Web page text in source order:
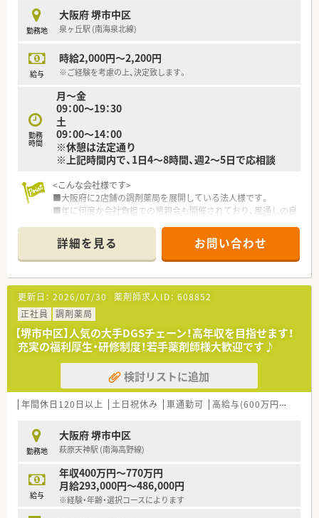
り、そちらも魅力のひとつです！
＜ 充実の教育制度 ＞
は病院薬剤師として基本的な業務がすべて対応できるように指
導してもらえます。調剤～病棟服薬指導まで幅広い業務をしっ
■その後はチーム医療などの専門的な業務に携わっていくこと
が出来ます。各種委員会活動に参加出来たりと、他職種の方々と
の連携も発生しながら薬剤師として一段とスキルアップしてい
くことが出来ます！
■外部研修、学術大会、グループ病院で開催される勉強会や医局
カンファレンスへの参加なども出来、学べる環境の幅広さはピカ
＜ こんな方におすすめ！ ＞
【研修をしっかり受けていきたい方】
新人研修や勉強会などだけでなく、スキルアップ研修なども実施
していただけますので、継続的に学び続けられる環境です！
【他職種との連携に興味のある方】
病院としてチーム医療には積極的に取り組んでいらっしゃいま
すので、ドクター・看護師・臨床検査技師・栄養士など、幅広い職
種の方々と連携しながら業務に携われます！
勤務地
大阪府 堺市中区
泉ヶ丘駅 (南海泉北線)
給与
時給2,000円～2,200円
※ご経験を考慮の上、決定致します。
勤務
時間
月～金
09：00～19：30
土
09：00～14：00
※休憩は法定通り
※上記時間内で、1日4～8時間、週2～5日で応相談
<こんな会社様です>
■大阪府に2店舗の調剤薬局を展開している法人様です。
■年に何度か会社負担での懇親会も開催されており、風通しの良
■在宅が取り沙汰される前から施設在宅に注力しておりますの
で、施設との関係性は良好です。
■社長様がMR時代、学生時代の人の繋がりで開局された経緯も
あり、人を大切にされておられます。
<こんな薬局です>
■最寄り駅は泉ヶ丘駅！最寄り駅から薬局迄は少し遠くなってお
りますので、お車通勤がオススメです。
■機械設備されており、綺麗な店舗！全自動分包機なども取り入
れており、システム面も充実しています。
■お仕事に関する提案・要望を聞き入れていただける環境です。
<こんな方にオススメ>
■勤務時間帯・時間数はご相談が可能ですので、ご家庭との両立
■ブランクのある方もＯＫ！調剤薬局でお勤めのご経験があれば
可能です。
詳細を見る お問い合わせ
更新日： 2026/07/30 薬剤師求人ID： 608852
正社員
調剤薬局
【堺市中区】人気の大手DGSチェーン！高年収を目指せます！
充実の福利厚生・研修制度！若手薬剤師様大歓迎です♪
検討リストに追加
年間休日120日以上 土日祝休み 車通勤可 高給与(600万円以上)
勤務地
大阪府 堺市中区
萩原天神駅 (南海高野線)
給与
年収400万円～770万円
月給293,000円～486,000円
※経験・年齢・選択コースによります